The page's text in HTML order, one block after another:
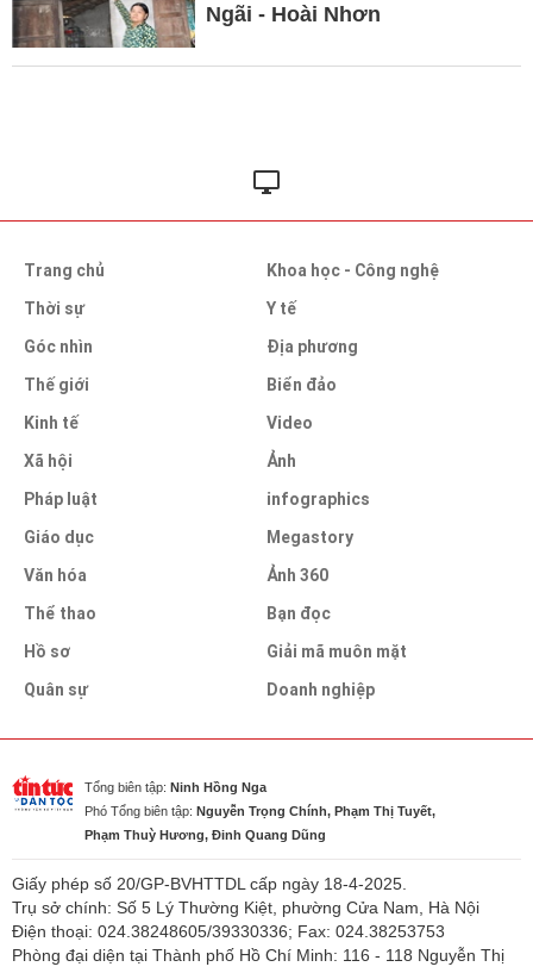
Ngãi - Hoài Nhơn
Trang chủ
Thời sự
Góc nhìn
Thế giới
Kinh tế
Xã hội
Pháp luật
Giáo dục
Văn hóa
Thể thao
Hồ sơ
Quân sự
Khoa học - Công nghệ
Y tế
Địa phương
Biển đảo
Video
Ảnh
infographics
Megastory
Ảnh 360
Bạn đọc
Giải mã muôn mặt
Doanh nghiệp
Tổng biên tập: Ninh Hồng Nga
Phó Tổng biên tập: Nguyễn Trọng Chính, Phạm Thị Tuyết,
Phạm Thuỳ Hương, Đinh Quang Dũng
Giấy phép số 20/GP-BVHTTDL cấp ngày 18-4-2025.
Trụ sở chính: Số 5 Lý Thường Kiệt, phường Cửa Nam, Hà Nội
Điện thoại: 024.38248605/39330336; Fax: 024.38253753
Phòng đại diện tại Thành phố Hồ Chí Minh: 116 - 118 Nguyễn Thị